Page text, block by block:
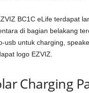
BC1C eLife terdapat
di bagian belakang
usb untuk charging,
logo EZVIZ.
Charging